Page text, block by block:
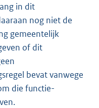
in dit
nog niet de
gemeentelijk
of dit
bevat vanwege
die functie-